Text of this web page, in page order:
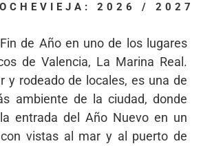
2026 / 2027
de Año en uno de los lugares
de Valencia, La Marina Real.
y rodeado de locales, es una de
ambiente de la ciudad, donde
entrada del Año Nuevo en un
vistas al mar y al puerto de